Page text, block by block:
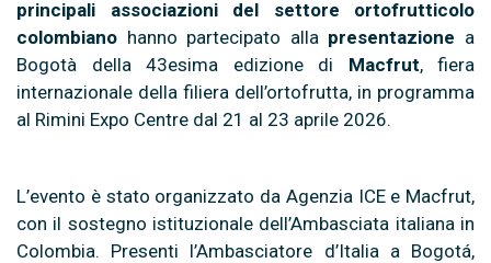
principali associazioni del settore ortofrutticolo
colombiano hanno partecipato alla presentazione a
Bogotà della 43esima edizione di Macfrut, fiera
internazionale della filiera dell’ortofrutta, in programma
al Rimini Expo Centre dal 21 al 23 aprile 2026.
L’evento è stato organizzato da Agenzia ICE e Macfrut,
con il sostegno istituzionale dell’Ambasciata italiana in
Colombia. Presenti l’Ambasciatore d’Italia a Bogotá,